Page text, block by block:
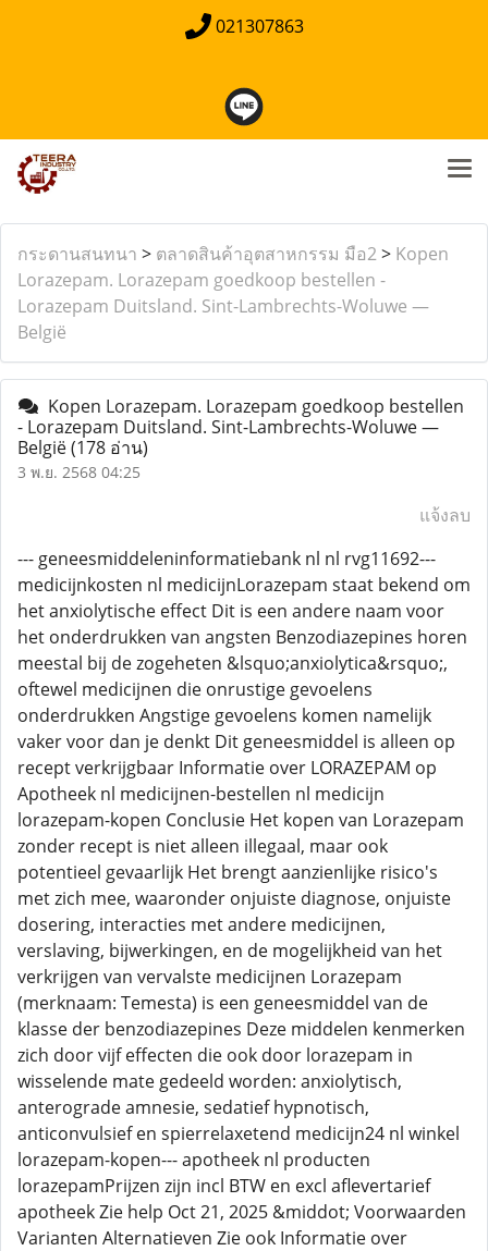
021307863
กระดานสนทนา > ตลาดสินค้าอุตสาหกรรม มือ2> Kopen
Lorazepam. Lorazepam goedkoop bestellen -
Lorazepam Duitsland. Sint-Lambrechts-Woluwe —
België
Kopen Lorazepam. Lorazepam goedkoop bestellen
- Lorazepam Duitsland. Sint-Lambrechts-Woluwe —
België(178 อ่าน)
3 พ.ย. 2568 04:25
แจ้งลบ
--- geneesmiddeleninformatiebank nl nl rvg11692---
medicijnkosten nl medicijnLorazepam staat bekend om
het anxiolytische effect Dit is een andere naam voor
het onderdrukken van angsten Benzodiazepines horen
meestal bij de zogeheten &lsquo;anxiolytica&rsquo;,
oftewel medicijnen die onrustige gevoelens
onderdrukken Angstige gevoelens komen namelijk
vaker voor dan je denkt Dit geneesmiddel is alleen op
recept verkrijgbaar Informatie over LORAZEPAM op
Apotheek nl medicijnen-bestellen nl medicijn
lorazepam-kopen Conclusie Het kopen van Lorazepam
zonder recept is niet alleen illegaal, maar ook
potentieel gevaarlijk Het brengt aanzienlijke risico's
met zich mee, waaronder onjuiste diagnose, onjuiste
dosering, interacties met andere medicijnen,
verslaving, bijwerkingen, en de mogelijkheid van het
verkrijgen van vervalste medicijnen Lorazepam
(merknaam: Temesta) is een geneesmiddel van de
klasse der benzodiazepines Deze middelen kenmerken
zich door vijf effecten die ook door lorazepam in
wisselende mate gedeeld worden: anxiolytisch,
anterograde amnesie, sedatief hypnotisch,
anticonvulsief en spierrelaxetend medicijn24 nl winkel
lorazepam-kopen--- apotheek nl producten
lorazepamPrijzen zijn incl BTW en excl aflevertarief
apotheek Zie help Oct 21, 2025 &middot; Voorwaarden
Varianten Alternatieven Zie ook Informatie over